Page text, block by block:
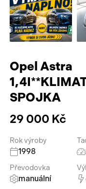
Opel Astra
SPOJKA
29 000 Kč
Rok výroby
1998
Převodovka
manuální